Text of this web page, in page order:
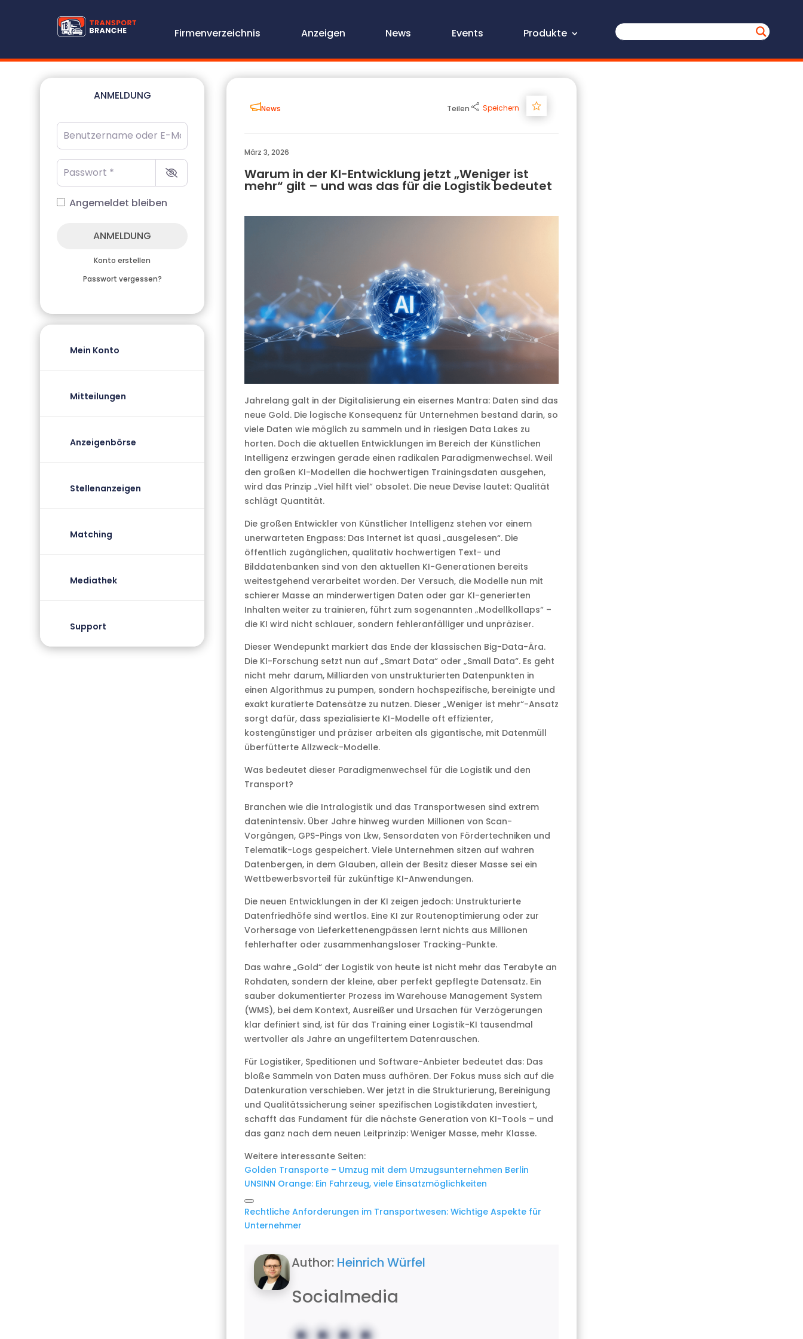
Firmenverzeichnis Anzeigen News Events Produkte
ANMELDUNG
Benutzername oder E-Mail-Adresse
Passwort
Angemeldet bleiben
ANMELDUNG
Konto erstellen
Passwort vergessen?
Mein Konto
Mitteilungen
Anzeigenbörse
Stellenanzeigen
Matching
Mediathek
Support
News Teilen Speichern Track
März 3, 2026
Warum in der KI-Entwicklung jetzt „Weniger ist
mehr“ gilt – und was das für die Logistik bedeutet
Jahrelang galt in der Digitalisierung ein eisernes Mantra: Daten sind das
neue Gold. Die logische Konsequenz für Unternehmen bestand darin, so
viele Daten wie möglich zu sammeln und in riesigen Data Lakes zu
horten. Doch die aktuellen Entwicklungen im Bereich der Künstlichen
Intelligenz erzwingen gerade einen radikalen Paradigmenwechsel. Weil
den großen KI-Modellen die hochwertigen Trainingsdaten ausgehen,
wird das Prinzip „Viel hilft viel“ obsolet. Die neue Devise lautet: Qualität
schlägt Quantität.
Die großen Entwickler von Künstlicher Intelligenz stehen vor einem
unerwarteten Engpass: Das Internet ist quasi „ausgelesen“. Die
öffentlich zugänglichen, qualitativ hochwertigen Text- und
Bilddatenbanken sind von den aktuellen KI-Generationen bereits
weitestgehend verarbeitet worden. Der Versuch, die Modelle nun mit
schierer Masse an minderwertigen Daten oder gar KI-generierten
Inhalten weiter zu trainieren, führt zum sogenannten „Modellkollaps“ –
die KI wird nicht schlauer, sondern fehleranfälliger und unpräziser.
Dieser Wendepunkt markiert das Ende der klassischen Big-Data-Ära.
Die KI-Forschung setzt nun auf „Smart Data“ oder „Small Data“. Es geht
nicht mehr darum, Milliarden von unstrukturierten Datenpunkten in
einen Algorithmus zu pumpen, sondern hochspezifische, bereinigte und
exakt kuratierte Datensätze zu nutzen. Dieser „Weniger ist mehr“-Ansatz
sorgt dafür, dass spezialisierte KI-Modelle oft effizienter,
kostengünstiger und präziser arbeiten als gigantische, mit Datenmüll
überfütterte Allzweck-Modelle.
Was bedeutet dieser Paradigmenwechsel für die Logistik und den
Transport?
Branchen wie die Intralogistik und das Transportwesen sind extrem
datenintensiv. Über Jahre hinweg wurden Millionen von Scan-
Vorgängen, GPS-Pings von Lkw, Sensordaten von Fördertechniken und
Telematik-Logs gespeichert. Viele Unternehmen sitzen auf wahren
Datenbergen, in dem Glauben, allein der Besitz dieser Masse sei ein
Wettbewerbsvorteil für zukünftige KI-Anwendungen.
Die neuen Entwicklungen in der KI zeigen jedoch: Unstrukturierte
Datenfriedhöfe sind wertlos. Eine KI zur Routenoptimierung oder zur
Vorhersage von Lieferkettenengpässen lernt nichts aus Millionen
fehlerhafter oder zusammenhangsloser Tracking-Punkte.
Das wahre „Gold“ der Logistik von heute ist nicht mehr das Terabyte an
Rohdaten, sondern der kleine, aber perfekt gepflegte Datensatz. Ein
sauber dokumentierter Prozess im Warehouse Management System
(WMS), bei dem Kontext, Ausreißer und Ursachen für Verzögerungen
klar definiert sind, ist für das Training einer Logistik-KI tausendmal
wertvoller als Jahre an ungefiltertem Datenrauschen.
Für Logistiker, Speditionen und Software-Anbieter bedeutet das: Das
bloße Sammeln von Daten muss aufhören. Der Fokus muss sich auf die
Datenkuration verschieben. Wer jetzt in die Strukturierung, Bereinigung
und Qualitätssicherung seiner spezifischen Logistikdaten investiert,
schafft das Fundament für die nächste Generation von KI-Tools – und
das ganz nach dem neuen Leitprinzip: Weniger Masse, mehr Klasse.
Weitere interessante Seiten:
Golden Transporte – Umzug mit dem Umzugsunternehmen Berlin
UNSINN Orange: Ein Fahrzeug, viele Einsatzmöglichkeiten
Link
kopieren
Rechtliche Anforderungen im Transportwesen: Wichtige Aspekte für
Unternehmer
Author: Heinrich Würfel
Socialmedia